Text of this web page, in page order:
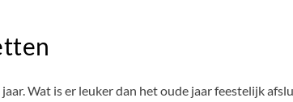
Wat is er leuker dan het oude jaar feestelijk